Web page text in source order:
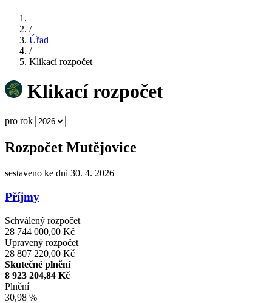
/
Úřad
/
Klikací rozpočet
Klikací rozpočet
pro rok
Rozpočet Mutějovice
sestaveno ke dni 30. 4. 2026
Příjmy
Schválený rozpočet
28 744 000,00 Kč
Upravený rozpočet
28 807 220,00 Kč
Skutečné plnění
8 923 204,84 Kč
Plnění
30,98 %